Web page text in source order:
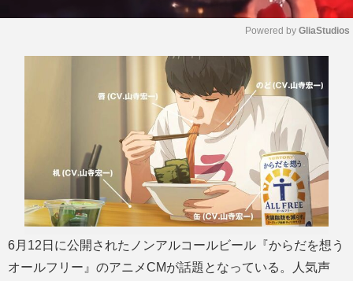
Powered by GliaStudios
6月12日に公開されたノンアルコールビール『からだを想う
オールフリー』のアニメCMが話題となっている。人気声